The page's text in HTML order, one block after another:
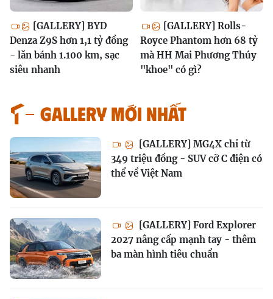
[GALLERY] BYD
Denza Z9S hơn 1,1 tỷ đồng
- lăn bánh 1.100 km, sạc
siêu nhanh
[GALLERY] Rolls-
Royce Phantom hơn 68 tỷ
mà HH Mai Phương Thúy
"khoe" có gì?
GALLERY MỚI NHẤT
[GALLERY] MG4X chỉ từ
349 triệu đồng - SUV cỡ C điện có
thể về Việt Nam
[GALLERY] Ford Explorer
2027 nâng cấp mạnh tay - thêm
ba màn hình tiêu chuẩn